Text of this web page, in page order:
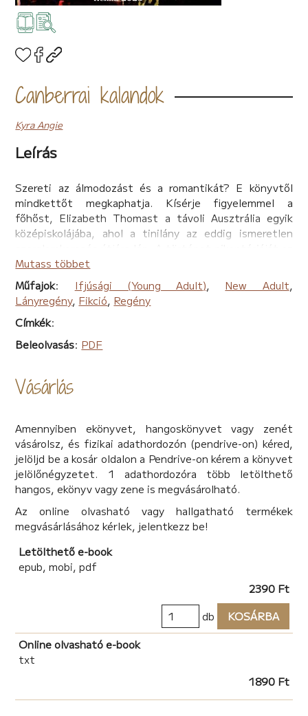
Canberrai kalandok
Kyra Angie
Leírás
Szereti az álmodozást és a romantikát? E könyvtől
mindkettőt megkaphatja. Kísérje figyelemmel a
főhőst, Elizabeth Thomast a távoli Ausztrália egyik
középiskolájába, ahol a tinilány az eddig ismeretlen
adja, hogy ez a szerelem nem a konvencionális
KORTÁRS első szerelem, hanem…
„…annyira jóképű, annyira kedves és annyira barátnős” –
ez az egy sor látszott a képernyőn, mikor:
– Mi az, hogy annyira barátnős? – szólalt meg mögötte
a jól ismert hang, erre a lány összerezzent.
– Mr. Sanders, nem tanították meg arra, hogy nem illik
zavarát, idegességét leplezze.
Mutass többet
Műfajok: Ifjúsági (Young Adult), New Adult,
Lányregény, Fikció, Regény
Címkék:
Beleolvasás: PDF
Vásárlás
Amennyiben ekönyvet, hangoskönyvet vagy zenét
vásárolsz, és fizikai adathordozón (pendrive-on) kéred,
jelöljd be a kosár oldalon a Pendrive-on kérem a könyvet
jelölőnégyzetet. 1 adathordozóra több letölthető
hangos, ekönyv vagy zene is megvásárolható.
Az online olvasható vagy hallgatható termékek
megvásárlásához kérlek, jelentkezz be!
Letölthető e-book
epub, mobi, pdf
2390 Ft
db
KOSÁRBA
Online olvasható e-book
txt
1890 Ft